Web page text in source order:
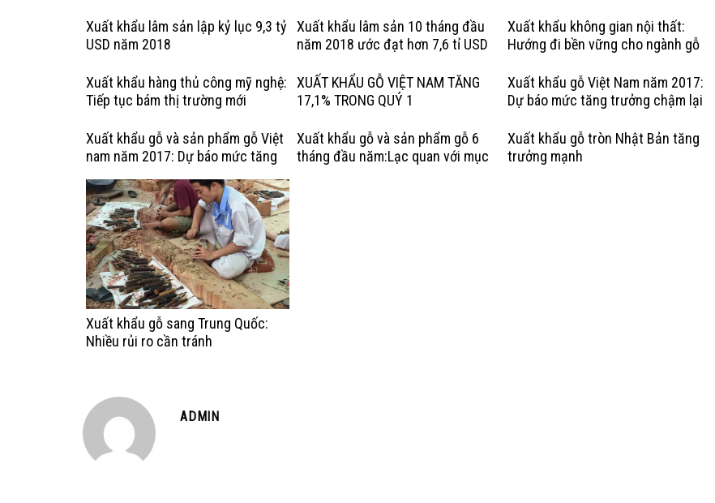
Kỳ
Xuất khẩu lâm sản lập kỷ lục 9,3 tỷ
USD năm 2018
Xuất khẩu lâm sản 10 tháng đầu
năm 2018 ước đạt hơn 7,6 tỉ USD
Xuất khẩu không gian nội thất:
Hướng đi bền vững cho ngành gỗ
Xuất khẩu hàng thủ công mỹ nghệ:
Tiếp tục bám thị trường mới
XUẤT KHẨU GỖ VIỆT NAM TĂNG
17,1% TRONG QUÝ 1
Xuất khẩu gỗ Việt Nam năm 2017:
Dự báo mức tăng trưởng chậm lại
Xuất khẩu gỗ và sản phẩm gỗ Việt
nam năm 2017: Dự báo mức tăng
Xuất khẩu gỗ và sản phẩm gỗ 6
tháng đầu năm:Lạc quan với mục
Xuất khẩu gỗ tròn Nhật Bản tăng
trưởng mạnh
Xuất khẩu gỗ sang Trung Quốc:
Nhiều rủi ro cần tránh
ADMIN